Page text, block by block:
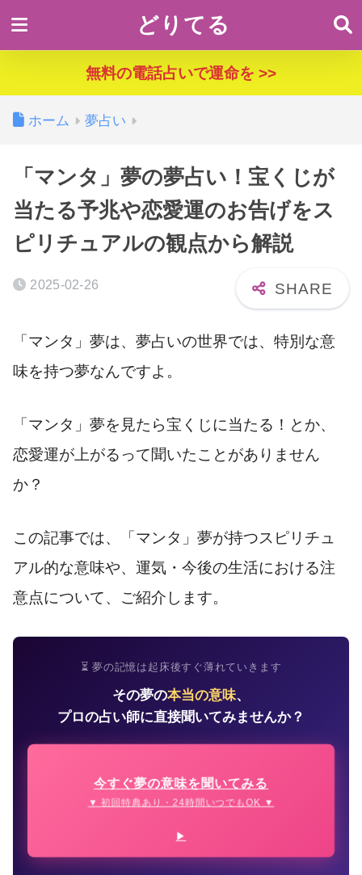
どりてる
無料の電話占いで運命を >>
ホーム 夢占い
「マンタ」夢の夢占い！宝くじが
当たる予兆や恋愛運のお告げをス
ピリチュアルの観点から解説
2025-02-26
「マンタ」夢は、夢占いの世界では、特別な意
味を持つ夢なんですよ。
「マンタ」夢を見たら宝くじに当たる！とか、
恋愛運が上がるって聞いたことがありません
か？
この記事では、「マンタ」夢が持つスピリチュ
アル的な意味や、運気・今後の生活における注
意点について、ご紹介します。
⏳ 夢の記憶は起床後すぐ薄れていきます
その夢の本当の意味、
プロの占い師に直接聞いてみませんか？
今すぐ夢の意味を聞いてみる
▼ 初回特典あり・24時間いつでもOK ▼